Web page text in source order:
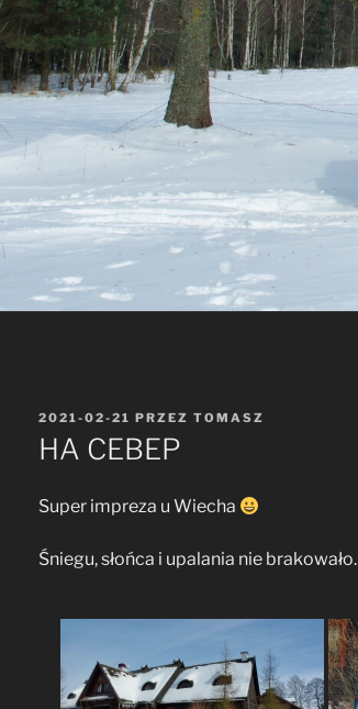
OPUBLIKOWANE
W
2021-02-21 PRZEZ TOMASZ
HA CEBEP
Super impreza u Wiecha
Śniegu, słońca i upalania nie brakowało.